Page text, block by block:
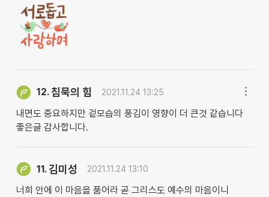
12. 침묵의 힘 2021.11.24 13:25
내면도 중요하지만 겉모습의 풍김이 영향이 더 큰것 같습니다
좋은글 감사합니다.
11.김미성 2021.11.24 13:10
너희 안에 이 마음을 품어라 곧 그리스도 예수의 마음이니